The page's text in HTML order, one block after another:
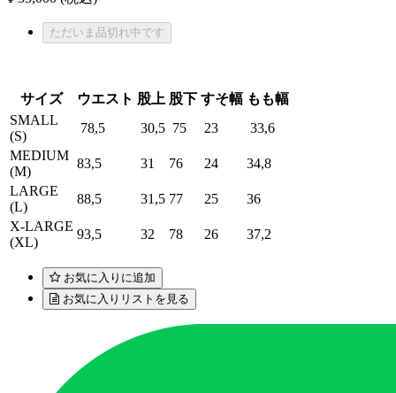
ただいま品切れ中です
サイズ ウエスト 股上 股下 すそ幅 もも幅
SMALL
(S)
78,5 30,5 75 23
33,6
MEDIUM
(M)
83,5 31 76 24
34,8
LARGE
(L)
88,5 31,5 77 25
36
X-LARGE
(XL)
93,5 32 78 26 37,2
お気に入りに追加
お気に入りリストを見る